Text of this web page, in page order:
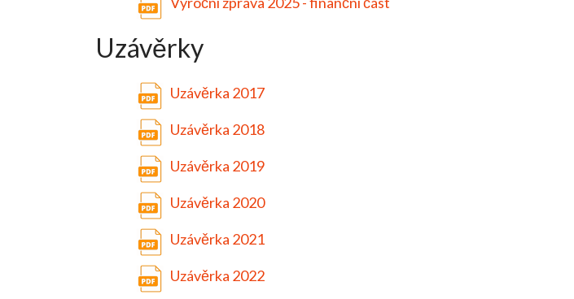
Uzávěrky
Uzávěrka 2017
Uzávěrka 2018
Uzávěrka 2019
Uzávěrka 2020
Uzávěrka 2021
Uzávěrka 2022